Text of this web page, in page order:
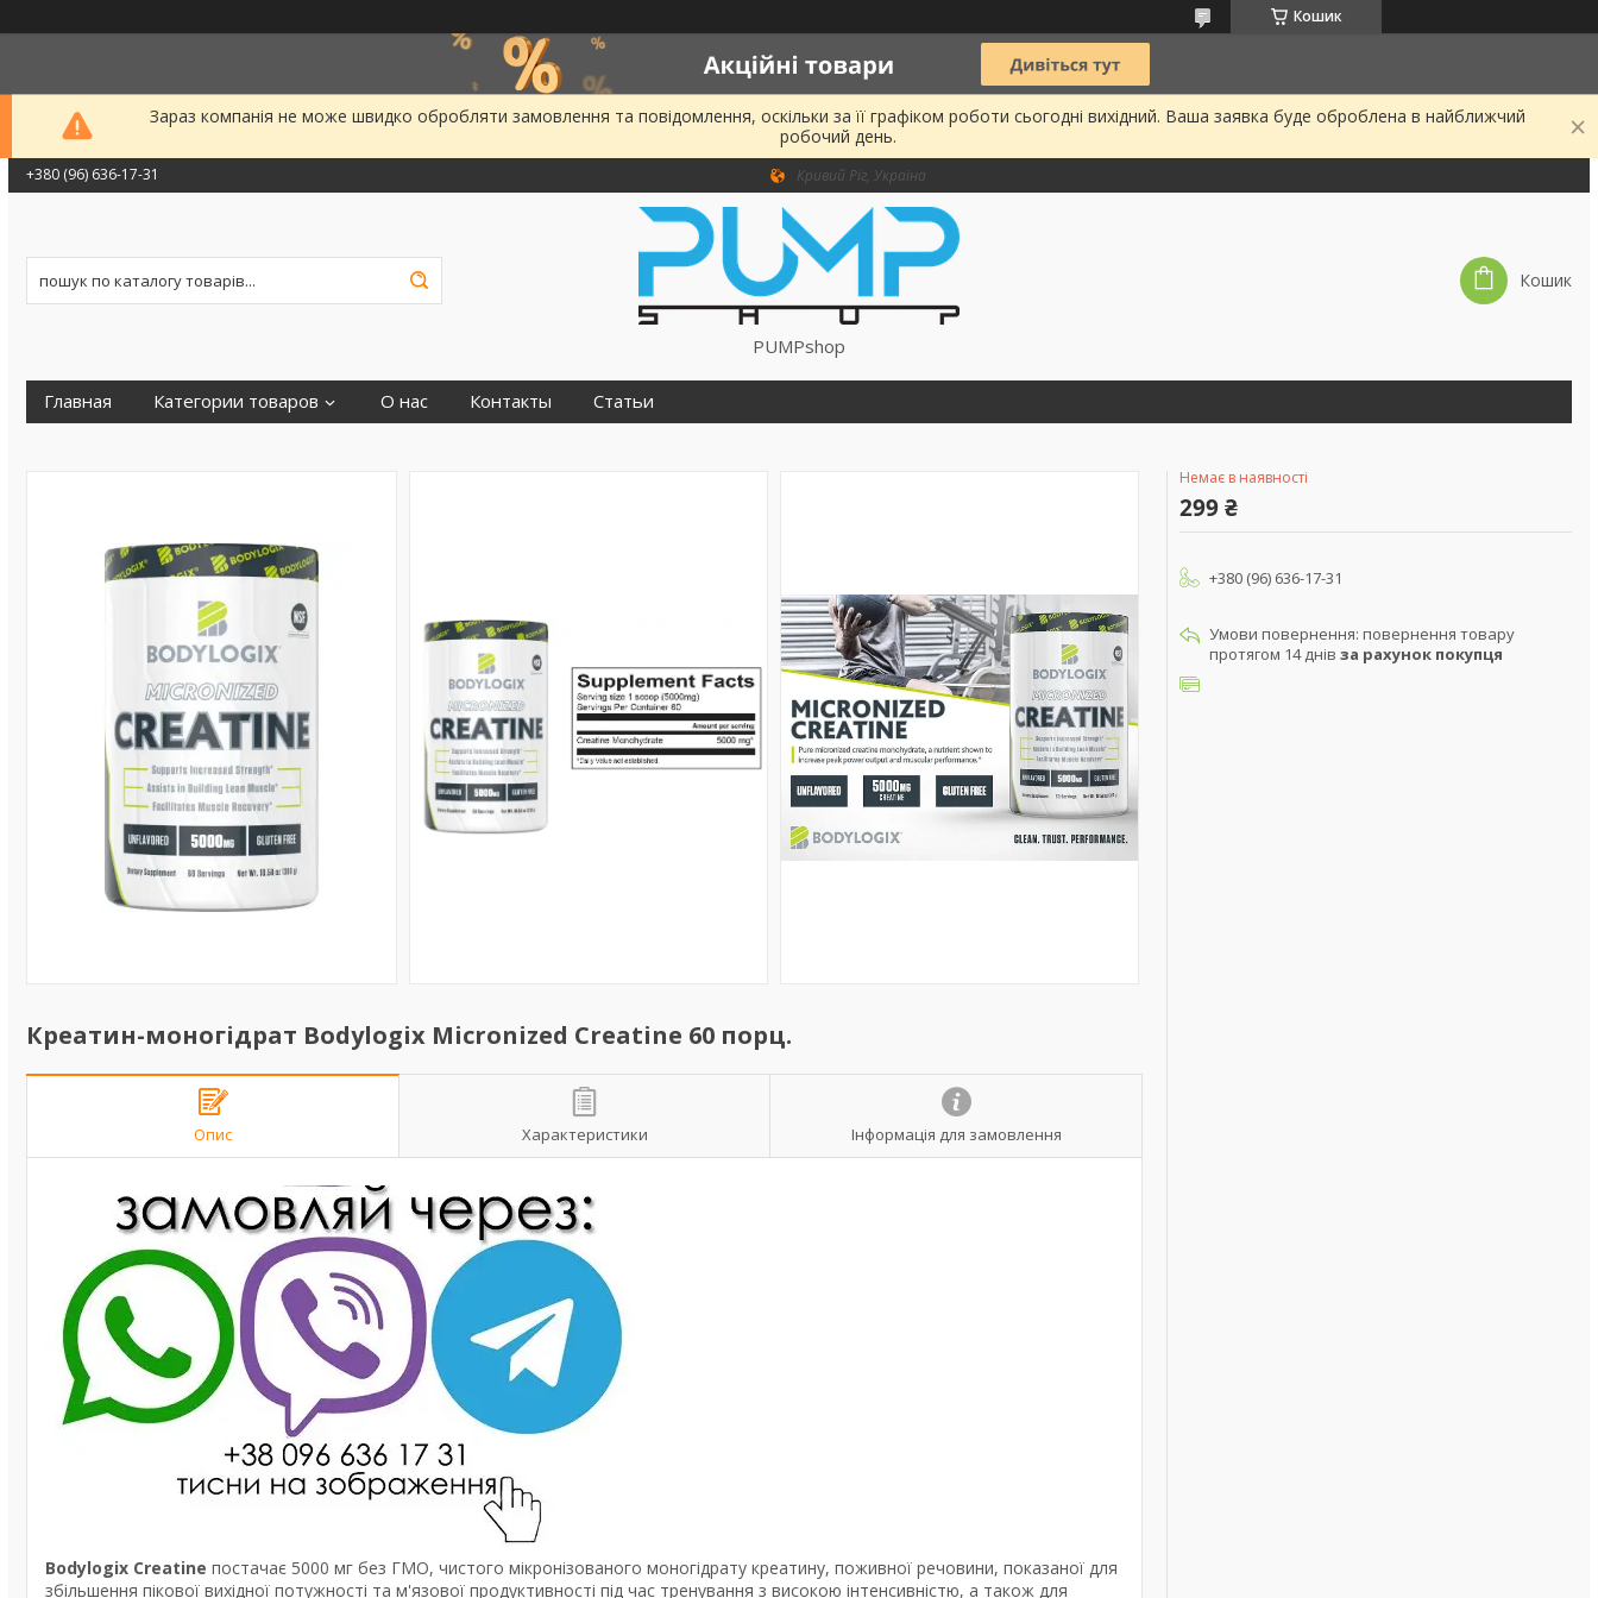
Кошик
Зараз компанія не може швидко обробляти замовлення та повідомлення, оскільки за її графіком роботи сьогодні вихідний. Ваша заявка буде оброблена в найближчий
робочий день.
+380 (96) 636-17-31 Кривий Ріг, Україна
PUMPshop
Кошик
Главная Категории товаров О нас Контакты Статьи
Креатин-моногідрат Bodylogix Micronized Creatine 60 порц.
Опис Характеристики Інформація для замовлення
Bodylogix Creatine постачає 5000 мг без ГМО, чистого мікронізованого моногідрату креатину, поживної речовини, показаної для
збільшення пікової вихідної потужності та м'язової продуктивності під час тренування з високою інтенсивністю, а також для
Немає в наявності
299 ₴
+380 (96) 636-17-31
повернення товару
протягом 14 днів за рахунок покупця